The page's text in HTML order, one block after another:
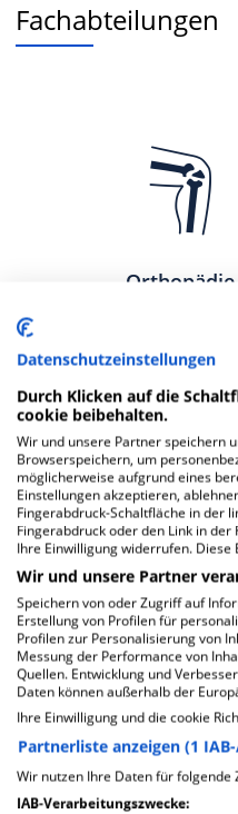
Fachabteilungen
Orthopädie
Innere
Mehr
Datenschutzeinstellungen
Durch Klicken auf die
cookie beibehalten.
Wir und unsere Partner speichern
Browserspeichern, um
möglicherweise aufgrund eines
Einstellungen akzeptieren,
Fingerabdruck-Schaltfläche in der
Fingerabdruck oder den Link in der
Ihre Einwilligung widerrufen.
Wir und unsere Partner
Speichern von oder Zugriff auf
Erstellung von Profilen für
Profilen zur Personalisierung von
Messung der Performance von
Quellen. Entwicklung und
Daten können außerhalb der
Ihre Einwilligung und die cookie
Partnerliste anzeigen (1
Wir nutzen Ihre Daten für folgende
IAB-Verarbeitungszwecke: